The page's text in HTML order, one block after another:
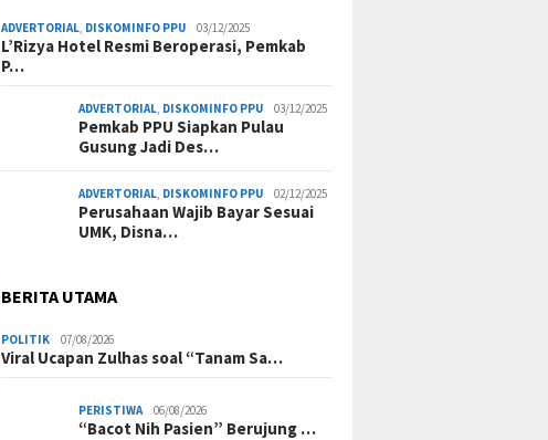
ADVERTORIAL, DISKOMINFO PPU 03/12/2025
L’Rizya Hotel Resmi Beroperasi, Pemkab
P…
ADVERTORIAL, DISKOMINFO PPU 03/12/2025
Pemkab PPU Siapkan Pulau
Gusung Jadi Des…
ADVERTORIAL, DISKOMINFO PPU 02/12/2025
Perusahaan Wajib Bayar Sesuai
UMK, Disna…
BERITA UTAMA
POLITIK 07/08/2026
Viral Ucapan Zulhas soal “Tanam Sa…
PERISTIWA 06/08/2026
“Bacot Nih Pasien” Berujung …